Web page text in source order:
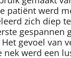
patiënt werd
zich diep
gespannen
gevoel van
nek werd een